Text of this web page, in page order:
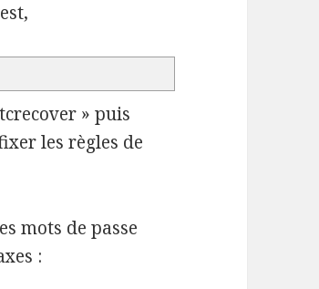
» puis
les règles de
mots de passe
: